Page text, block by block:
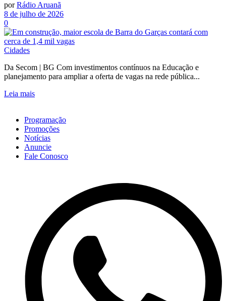
por Rádio Aruanã
8 de julho de 2026
0
Cidades
Da Secom | BG Com investimentos contínuos na Educação e
planejamento para ampliar a oferta de vagas na rede pública...
Leia mais
Programação
Promoções
Notícias
Anuncie
Fale Conosco